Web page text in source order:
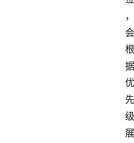
，
会
根
据
优
先
级
展